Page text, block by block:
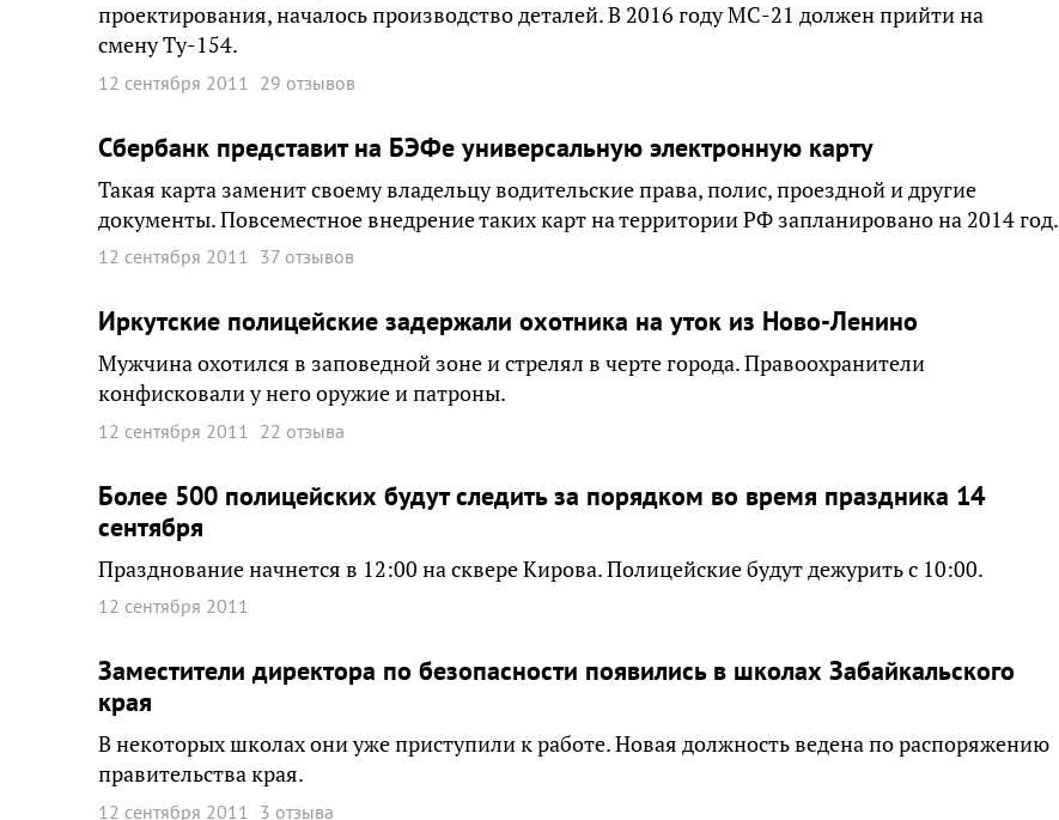
проектирования, началось производство деталей. В 2016 году МС-21 должен прийти на
смену Ту-154.
12 сентября 2011 29 отзывов
Сбербанк представит на БЭФе универсальную электронную карту
Такая карта заменит своему владельцу водительские права, полис, проездной и другие
документы. Повсеместное внедрение таких карт на территории РФ запланировано на 2014 год.
12 сентября 2011 37 отзывов
Иркутские полицейские задержали охотника на уток из Ново-Ленино
Мужчина охотился в заповедной зоне и стрелял в черте города. Правоохранители
конфисковали у него оружие и патроны.
12 сентября 2011 22 отзыва
Более 500 полицейских будут следить за порядком во время праздника 14
сентября
Празднование начнется в 12:00 на сквере Кирова. Полицейские будут дежурить с 10:00.
12 сентября 2011
Заместители директора по безопасности появились в школах Забайкальского
края
В некоторых школах они уже приступили к работе. Новая должность ведена по распоряжению
правительства края.
12 сентября 2011 3 отзыва